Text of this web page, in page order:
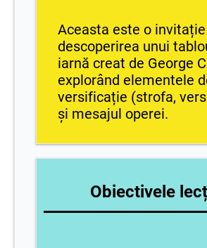
Aceasta este o
descoperirea unui
iarnă creat de George
explorând elementele
versificație (strofa,
și mesajul operei.
Obiectivele